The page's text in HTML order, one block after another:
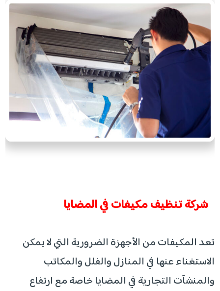
شركة تنظيف مكيفات في المضايا
تعد المكيفات من الأجهزة الضرورية التي لا يمكن
الاستغناء عنها في المنازل والفلل والمكاتب
والمنشآت التجارية في المضايا خاصة مع ارتفاع